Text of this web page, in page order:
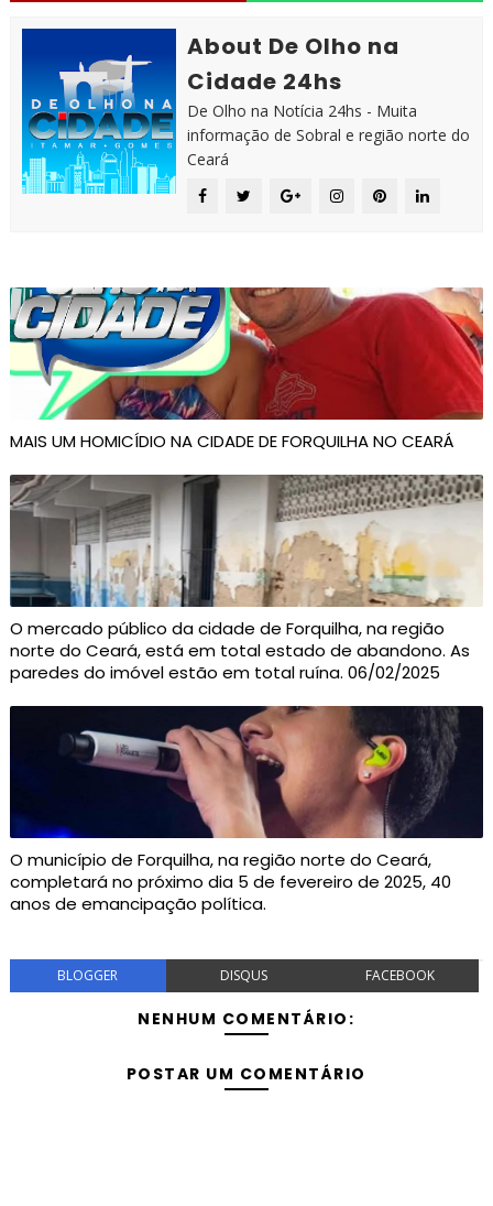
About De Olho na
Cidade 24hs
De Olho na Notícia 24hs - Muita
informação de Sobral e região norte do
Ceará
MAIS UM HOMICÍDIO NA CIDADE DE FORQUILHA NO CEARÁ
O mercado público da cidade de Forquilha, na região
norte do Ceará, está em total estado de abandono. As
paredes do imóvel estão em total ruína. 06/02/2025
O município de Forquilha, na região norte do Ceará,
completará no próximo dia 5 de fevereiro de 2025, 40
anos de emancipação política.
BLOGGER DISQUS FACEBOOK
NENHUM COMENTÁRIO:
POSTAR UM COMENTÁRIO